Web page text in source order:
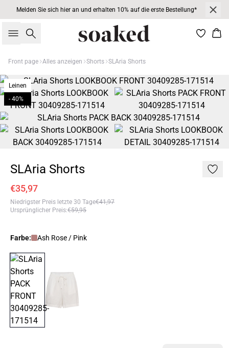
Melden Sie sich hier an und erhalten 10% auf die erste Bestellung*
Suche
Front page Alles anzeigen Shorts SLAria Shorts
Leinen
- 40%
SLAria Shorts
€35,97
Niedrigster Preis letzte 30 Tage€41,97
Ursprünglicher Preis:€59,95
Farbe: Ash Rose / Pink